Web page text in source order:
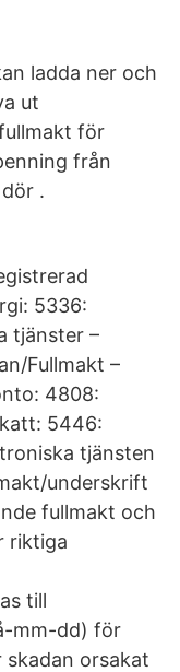
ladda ner och
ut
för
från
.
5336:
tjänster –
Fullmakt –
4808:
5446:
tjänsten
underskrift
fullmakt och
riktiga
till
mm-dd) för
orsakat